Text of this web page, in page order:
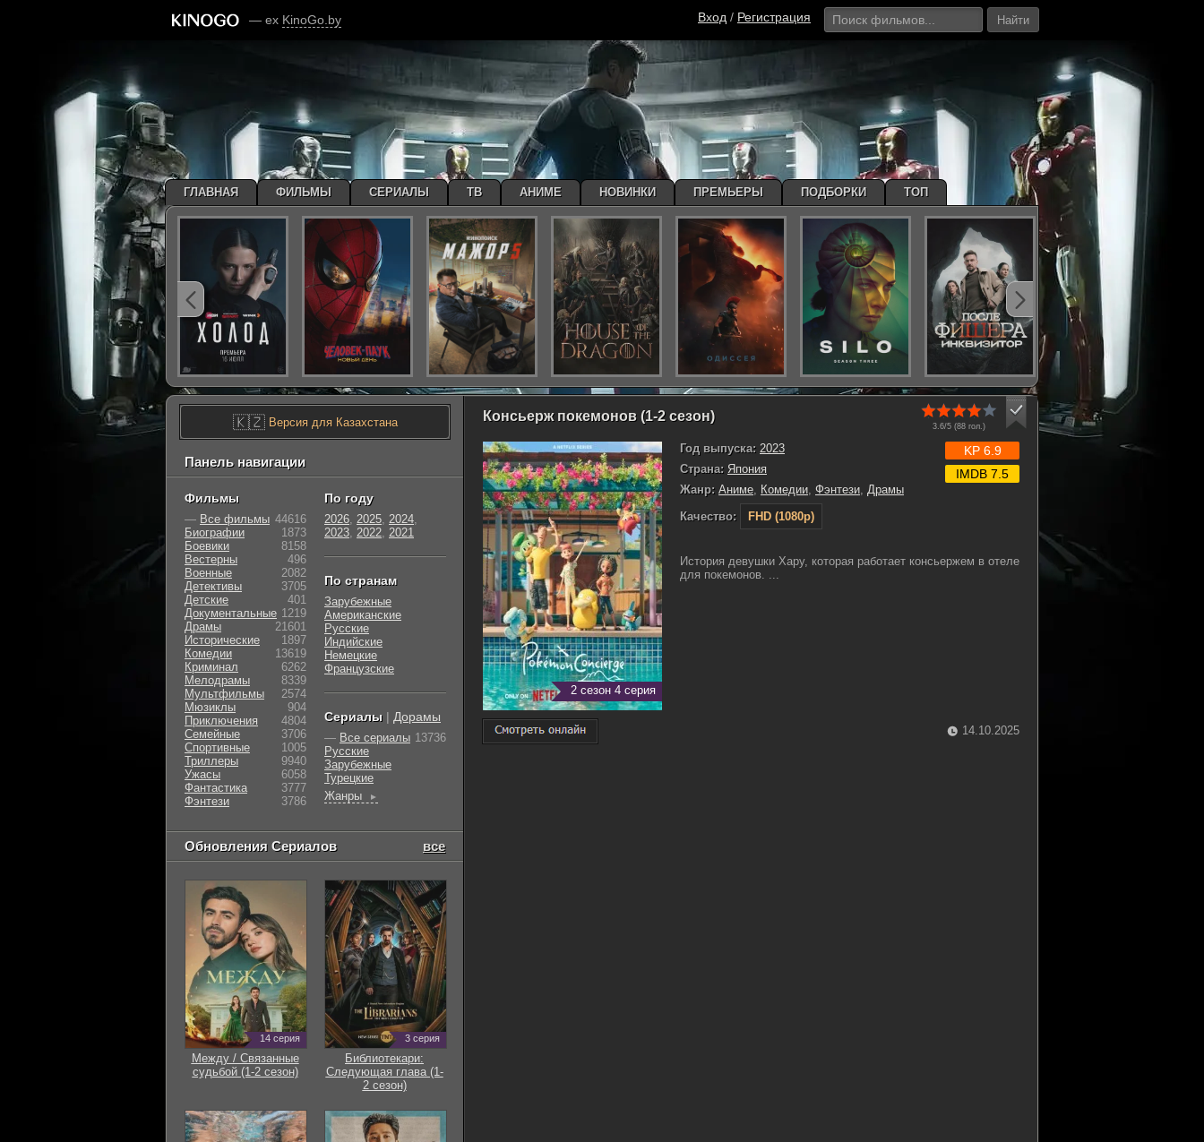
— ex KinoGo.by Вход / Регистрация Найти
Консьерж покемонов (1-2 сезон)
3.6/5 (88 гол.)
2 сезон 4 серия
Год выпуска: 2023
Страна: Япония
Жанр: Аниме, Комедии, Фэнтези, Драмы
Качество:
FHD (1080p)
KP 6.9
IMDB 7.5
История девушки Хару, которая работает консьержем в отеле
для покемонов. ...
14.10.2025
🇰🇿Версия для Казахстана
Панель навигации
Фильмы
— Все фильмы 44616
Биографии
1873
Боевики
8158
Вестерны
496
Военные
2082
Детективы
3705
Детские
401
Документальные 1219
Драмы
21601
Исторические
1897
Комедии
13619
Криминал
6262
Мелодрамы
8339
Мультфильмы
2574
Мюзиклы
904
Приключения
4804
Семейные
3706
Cпортивные
1005
Триллеры
9940
Ужасы
6058
Фантастика
3777
Фэнтези
3786
По году
2026, 2025, 2024,
2023, 2022, 2021
По странам
Зарубежные
Американские
Русские
Индийские
Немецкие
Французские
Сериалы | Дорамы
— Все сериалы 13736
Русские
Зарубежные
Турецкие
Жанры
►
Обновления Сериалов все
14 серия
Между / Связанные
судьбой (1-2 сезон)
3 серия
Библиотекари:
Следующая глава (1-
2 сезон)
ГЛАВНАЯ ФИЛЬМЫ СЕРИАЛЫ ТВ АНИМЕ НОВИНКИ ПРЕМЬЕРЫ ПОДБОРКИ ТОП